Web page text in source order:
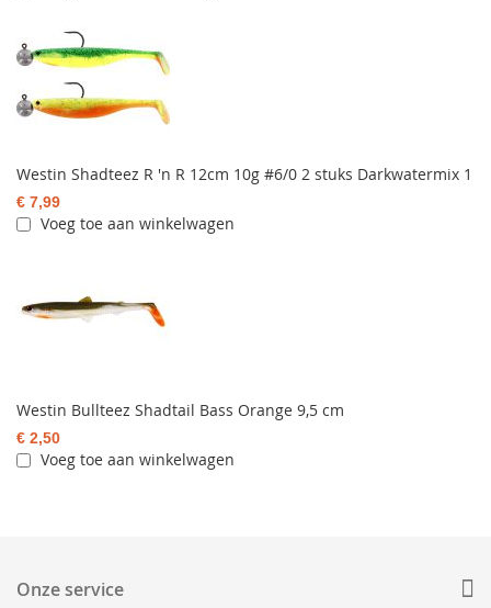
Westin Shadteez R 'n R 12cm 10g #6/0 2 stuks Darkwatermix 1
€ 7,99
Voeg toe aan winkelwagen
Westin Bullteez Shadtail Bass Orange 9,5 cm
€ 2,50
Voeg toe aan winkelwagen
Onze service